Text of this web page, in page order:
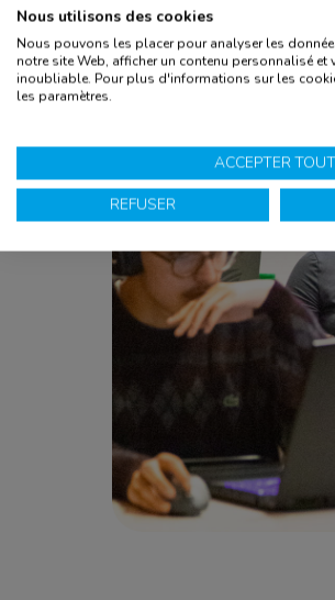
Nous utilisons des cookies
Nous pouvons les placer pour analyser les
notre site Web, afficher un contenu personnalisé et
inoubliable. Pour plus d'informations sur les
les paramètres.
ACCEPTER TOUT
REFUSER